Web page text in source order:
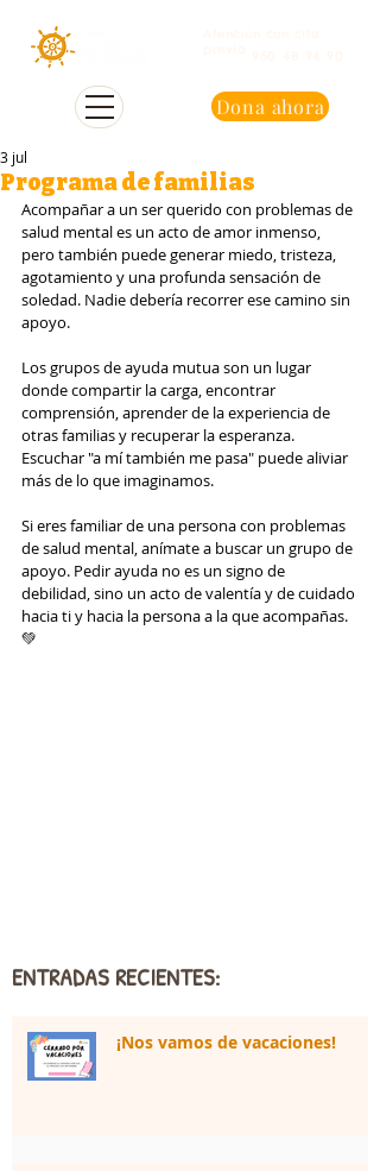
Dona ahora
Programa de familias
3 jul
Acompañar a un ser querido con problemas de
salud mental es un acto de amor inmenso,
pero también puede generar miedo, tristeza,
agotamiento y una profunda sensación de
soledad. Nadie debería recorrer ese camino sin
apoyo.
Los grupos de ayuda mutua son un lugar
donde compartir la carga, encontrar
comprensión, aprender de la experiencia de
otras familias y recuperar la esperanza.
Escuchar "a mí también me pasa" puede aliviar
más de lo que imaginamos.
Si eres familiar de una persona con problemas
de salud mental, anímate a buscar un grupo de
apoyo. Pedir ayuda no es un signo de
debilidad, sino un acto de valentía y de cuidado
hacia ti y hacia la persona a la que acompañas.
💚
ENTRADAS RECIENTES:
¡Nos vamos de vacaciones!